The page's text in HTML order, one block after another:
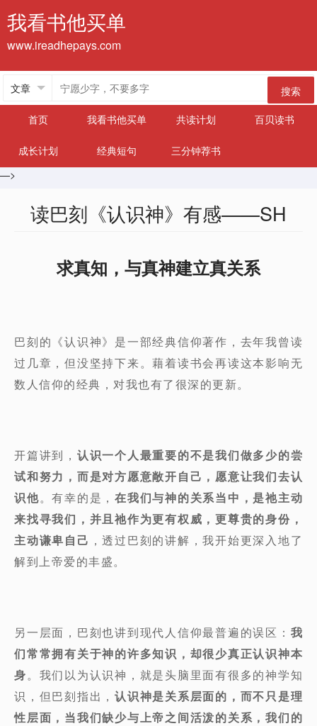
我看书他买单
www.ireadhepays.com
搜索
首页
我看书他买单 共读计划 百贝读书
成长计划 经典短句
三分钟荐书
—>
读巴刻《认识神》有感——SH
求真知，与真神建立真关系
巴刻的《认识神》是一部经典信仰著作，去年我曾读
过几章，但没坚持下来。藉着读书会再读这本影响无
数人信仰的经典，对我也有了很深的更新。
开篇讲到， 认识一个人最重要的不是我们做多少的尝
试和努力，而是对方愿意敞开自己，愿意让我们去认
识他。有幸的是， 在我们与神的关系当中，是祂主动
来找寻我们，并且祂作为更有权威，更尊贵的身份，
主动谦卑自己 ，透过巴刻的讲解，我开始更深入地了
解到上帝爱的丰盛。
另一层面，巴刻也讲到现代人信仰最普遍的误区： 我
们常常拥有关于神的许多知识，却很少真正认识神本
身。我们以为认识神，就是头脑里面有很多的神学知
识，但巴刻指出， 认识神是关系层面的，而不只是理
性层面，当我们缺少与上帝之间活泼的关系，我们的